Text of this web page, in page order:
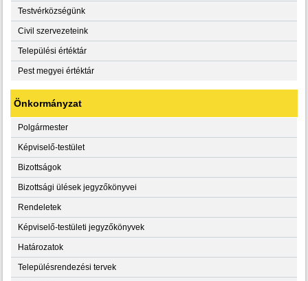
Testvérközségünk
Civil szervezeteink
Települési értéktár
Pest megyei értéktár
Önkormányzat
Polgármester
Képviselő-testület
Bizottságok
Bizottsági ülések jegyzőkönyvei
Rendeletek
Képviselő-testületi jegyzőkönyvek
Határozatok
Településrendezési tervek